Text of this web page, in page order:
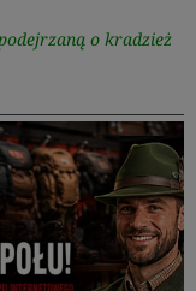
o kradzież